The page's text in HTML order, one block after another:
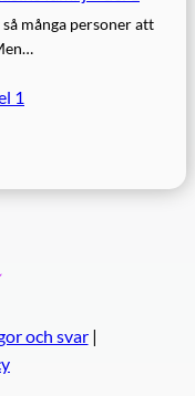
många personer att
1
och svar|